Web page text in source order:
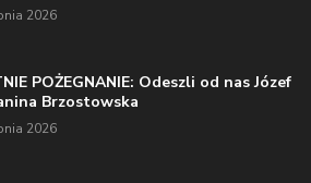
2026
POŻEGNANIE: Odeszli od nas Józef
Brzostowska
2026